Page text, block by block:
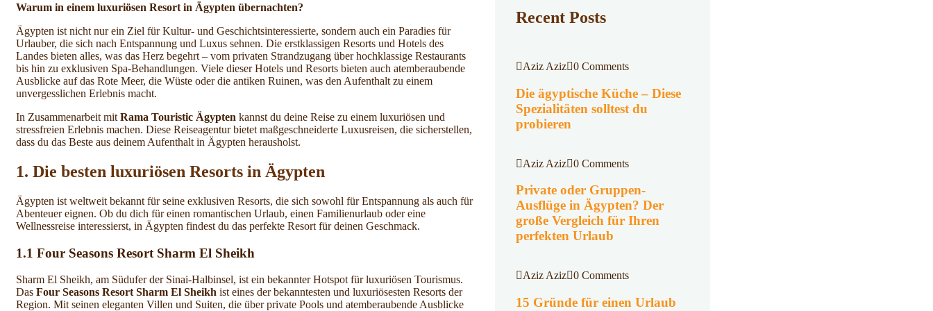
Warum in einem luxuriösen Resort in Ägypten übernachten?
Ägypten ist nicht nur ein Ziel für Kultur- und Geschichtsinteressierte, sondern auch ein Paradies für
Urlauber, die sich nach Entspannung und Luxus sehnen. Die erstklassigen Resorts und Hotels des
Landes bieten alles, was das Herz begehrt – vom privaten Strandzugang über hochklassige Restaurants
bis hin zu exklusiven Spa-Behandlungen. Viele dieser Hotels und Resorts bieten auch atemberaubende
Ausblicke auf das Rote Meer, die Wüste oder die antiken Ruinen, was den Aufenthalt zu einem
unvergesslichen Erlebnis macht.
In Zusammenarbeit mit Rama Touristic Ägypten kannst du deine Reise zu einem luxuriösen und
stressfreien Erlebnis machen. Diese Reiseagentur bietet maßgeschneiderte Luxusreisen, die sicherstellen,
dass du das Beste aus deinem Aufenthalt in Ägypten herausholst.
1. Die besten luxuriösen Resorts in Ägypten
Ägypten ist weltweit bekannt für seine exklusiven Resorts, die sich sowohl für Entspannung als auch für
Abenteuer eignen. Ob du dich für einen romantischen Urlaub, einen Familienurlaub oder eine
Wellnessreise interessierst, in Ägypten findest du das perfekte Resort für deinen Geschmack.
1.1 Four Seasons Resort Sharm El Sheikh
Sharm El Sheikh, am Südufer der Sinai-Halbinsel, ist ein bekannter Hotspot für luxuriösen Tourismus.
Das Four Seasons Resort Sharm El Sheikh ist eines der bekanntesten und luxuriösesten Resorts der
Region. Mit seinen eleganten Villen und Suiten, die über private Pools und atemberaubende Ausblicke
Recent Posts
Aziz Aziz 0 Comments
Die ägyptische Küche – Diese
Spezialitäten solltest du
probieren
Aziz Aziz 0 Comments
Private oder Gruppen-
Ausflüge in Ägypten? Der
große Vergleich für Ihren
perfekten Urlaub
Aziz Aziz 0 Comments
15 Gründe für einen Urlaub